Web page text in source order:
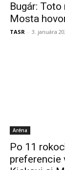
Bugár:
Mosta
TASR - 3. januára
Aréna
Po 11
preferencie